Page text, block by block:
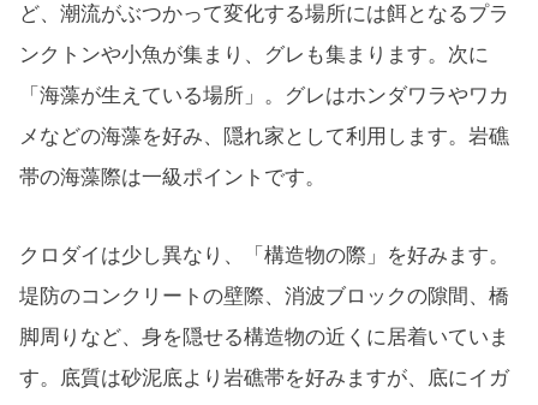
ど、潮流がぶつかって変化する場所には餌となるプラ
ンクトンや小魚が集まり、グレも集まります。次に
「海藻が生えている場所」。グレはホンダワラやワカ
メなどの海藻を好み、隠れ家として利用します。岩礁
帯の海藻際は一級ポイントです。
クロダイは少し異なり、「構造物の際」を好みます。
堤防のコンクリートの壁際、消波ブロックの隙間、橋
脚周りなど、身を隠せる構造物の近くに居着いていま
す。底質は砂泥底より岩礁帯を好みますが、底にイガ